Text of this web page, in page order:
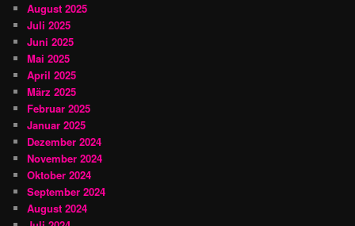
August 2025
Juli 2025
Juni 2025
Mai 2025
April 2025
März 2025
Februar 2025
Januar 2025
Dezember 2024
November 2024
Oktober 2024
September 2024
August 2024